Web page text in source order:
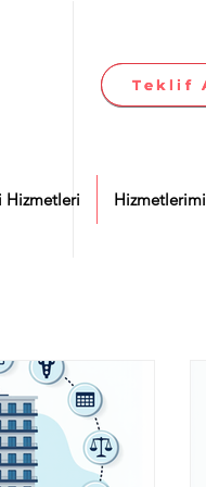
Teklif
Teklif
Hizmetleri